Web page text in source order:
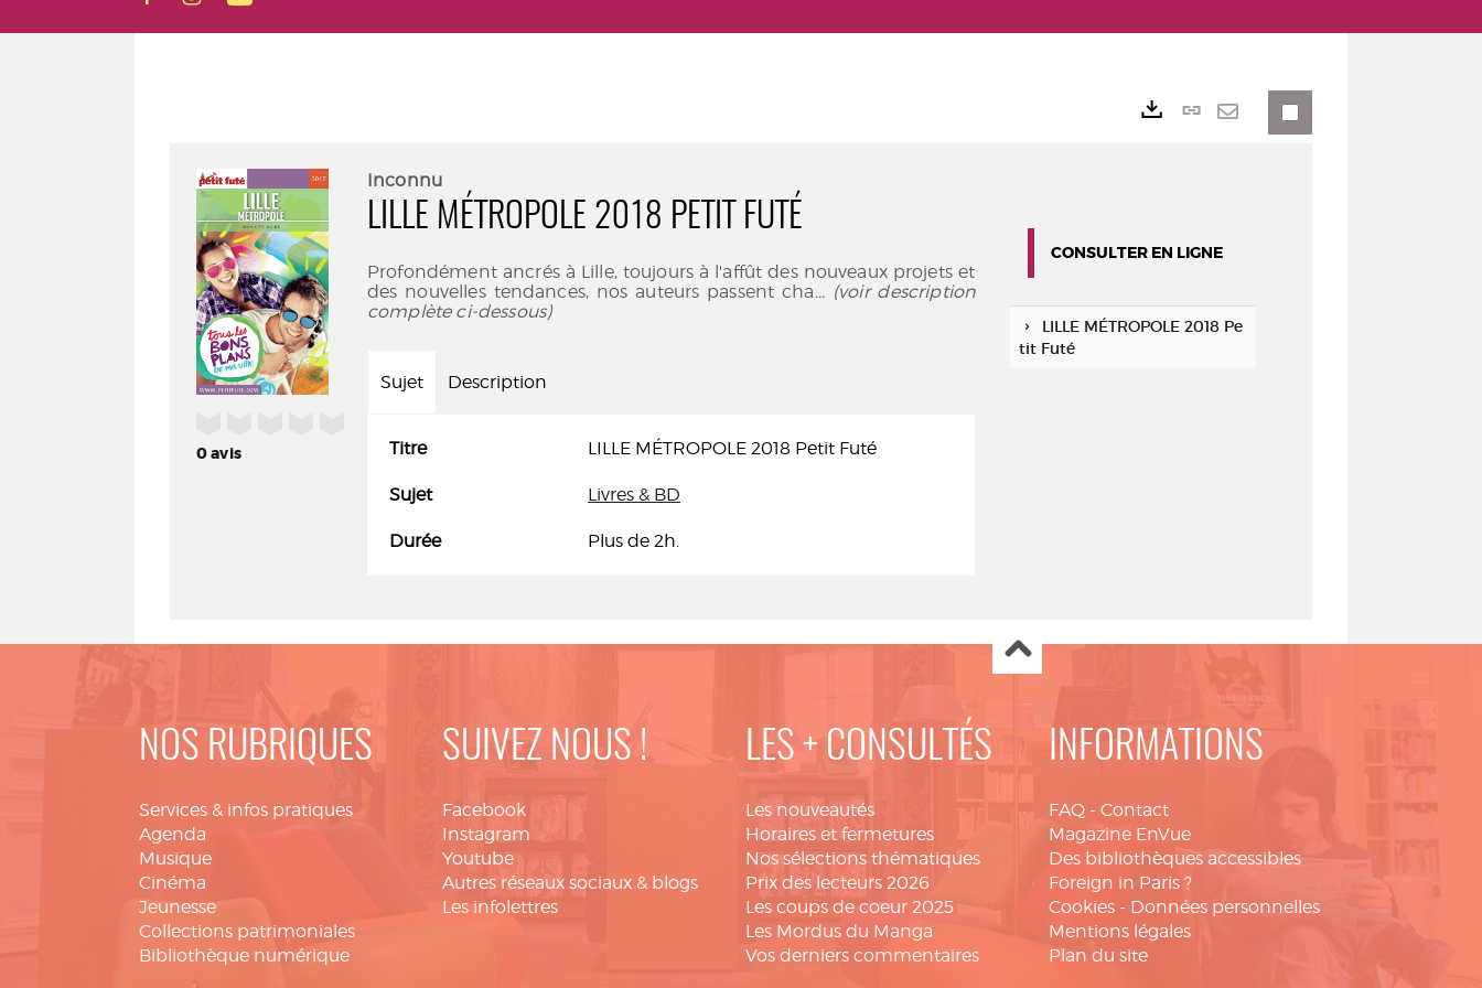
0avis
Inconnu
LILLE MÉTROPOLE 2018 PETIT FUTÉ
Profondément ancrés à Lille, toujours à l'affût des nouveaux projets et
des nouvelles tendances, nos auteurs passent cha... (voir description
complète ci-dessous)
Sujet Description
Titre LILLE MÉTROPOLE 2018 Petit Futé
Sujet Livres & BD
Durée Plus de 2h.
Lien
CONSULTER EN LIGNE
LILLE MÉTROPOLE 2018 Pe
tit Futé
NOS RUBRIQUES
Services & infos pratiques
Agenda
Musique
Cinéma
Jeunesse
Collections patrimoniales
Bibliothèque numérique
SUIVEZ NOUS !
Facebook
Instagram
Youtube
Autres réseaux sociaux & blogs
Les infolettres
LES + CONSULTÉS
Les nouveautés
Horaires et fermetures
Nos sélections thématiques
Prix des lecteurs 2026
Les coups de coeur 2025
Les Mordus du Manga
Vos derniers commentaires
INFORMATIONS
FAQ - Contact
Magazine EnVue
Des bibliothèques accessibles
Foreign in Paris ?
Cookies - Données personnelles
Mentions légales
Plan du site